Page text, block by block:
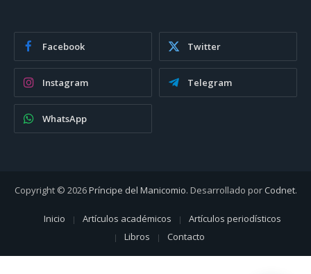
Facebook Twitter
Instagram Telegram
WhatsApp
Copyright © 2026Príncipe del Manicomio. Desarrollado por Codnet.
Inicio Artículos académicos
Artículos periodísticos
Libros
Contacto